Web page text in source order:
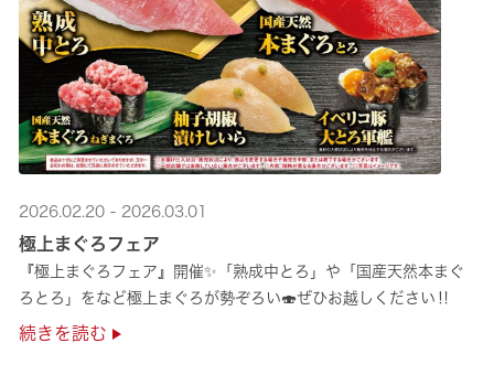
2026.02.20 - 2026.03.01
極上まぐろフェア
『極上まぐろフェア』開催✨「熟成中とろ」や「国産天然本まぐ
ろとろ」をなど極上まぐろが勢ぞろい🍣ぜひお越しください‼
続きを読む